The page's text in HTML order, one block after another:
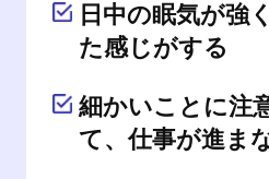
日中の眠気が強
た感じがする
細かいことに注
て、仕事が進ま